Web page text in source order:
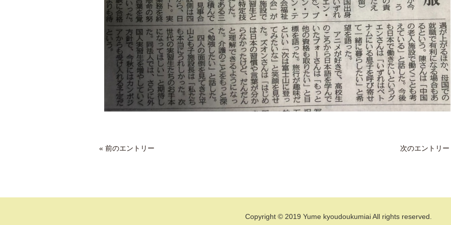
« 前のエントリー 次のエントリー
Copyright © 2019 Yume kyoudoukumiai All rights reserved.